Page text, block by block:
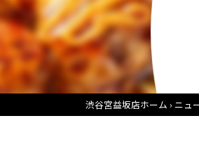
渋谷宮益坂店ホーム ニュ